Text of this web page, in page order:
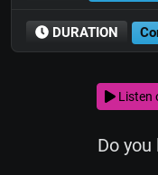
DURATION
Listen
Do